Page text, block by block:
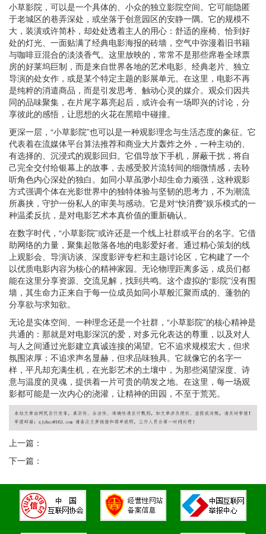
小草影院，可以是一个具体的、小众的独立影院空间。它可能隐匿
于老城区的巷弄深处，或坐落于创意园区的安静一隅。它的规模不
大，装潢或许简朴，却处处透着主人的用心：舒适的座椅、恰到好
处的灯光、一面贴满了经典电影海报的砖墙，空气中弥漫着旧书籍
与咖啡豆混合的淡淡香气。这里放映的，常常不是那些席卷全球票
房的好莱坞巨制，而是来自世界各地的艺术电影、经典老片、独立
导演的处女作，或是某个特定主题的影展单元。在这里，电影不再
是纯粹的消遣商品，而是引发思考、触动心灵的媒介。观众们因共
同的品味聚集，在片尾字幕亮起后，或许会有一场即兴的讨论，分
享彼此的感悟，让思想的火花在黑暗中碰撞。
更深一层，“小草影院”也可以是一种观影理念与生活态度的象征。它
代表着在流媒体平台算法推荐和商业大片轰炸之外，一种主动的、
有选择的、沉浸式的观影回归。它倡导放下手机，屏蔽干扰，将自
己完全交付给银幕上的故事，去感受胶片流转间的细微情感，去聆
听角色内心深处的独白。如同小草虽渺小却生命力顽强，这种观影
方式强调个体在光影世界中的独特体验与坚韧的思考力，不为潮流
所裹挟，守护一份私人的审美与感动。它是对“快消费”娱乐模式的一
种温柔反抗，是对电影艺术本真价值的重新确认。
在数字时代，“小草影院”或许还是一个线上社群或平台的名字。它借
助网络的力量，聚集起散落各地的电影爱好者。通过精心策划的线
上观影会、导演访谈、深度影评专栏和主题讨论区，它构建了一个
以优质电影内容为核心的精神家园。无论物理距离多远，成员们都
能在这里分享资源、交流见解，找到共鸣。这个虚拟的“影院”没有围
墙，其生命力正来自于每一位成员如同小草般汇聚而成的、蓬勃的
分享欲与求知欲。
无论是实体空间、一种理念还是一个社群，“小草影院”的核心精神是
共通的：那就是对电影深沉的爱，对多元化表达的尊重，以及对人
与人之间通过光影建立真诚连接的渴望。它不追求规模宏大，但求
氛围浓厚；不追求声名显赫，但求品味独具。它就像它的名字一
样，平凡却充满生机，在光影艺术的土壤中，为那些渴望深度、诗
意与温度的灵魂，提供着一片可贵的萌发之地。在这里，每一场观
影都可能是一次内心的浇灌，让精神的田园，不至于荒芜。
上一篇：
下一篇：